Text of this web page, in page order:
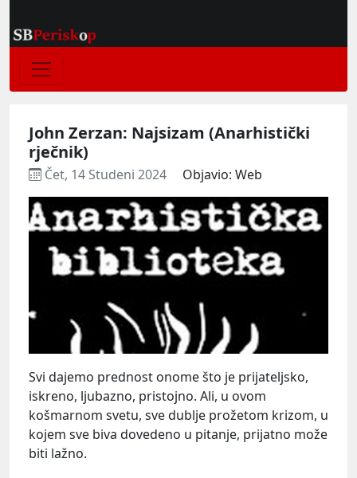
John Zerzan: Najsizam (Anarhistički
rječnik)
Čet, 14 Studeni 2024 Objavio: Web
Svi dajemo prednost onome što je prijateljsko,
iskreno, ljubazno, pristojno. Ali, u ovom
košmarnom svetu, sve dublje prožetom krizom, u
kojem sve biva dovedeno u pitanje, prijatno može
biti lažno.